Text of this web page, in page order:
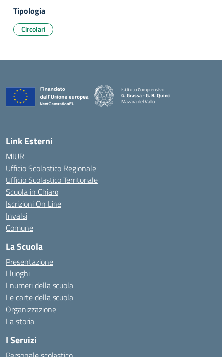
Tipologia
Circolari
Istituto Comprensivo
G. Grassa - G. B. Quinci
Mazara del Vallo
Link Esterni
MIUR
Ufficio Scolastico Regionale
Ufficio Scolastico Territoriale
Scuola in Chiaro
Iscrizioni On Line
Invalsi
Comune
La Scuola
Presentazione
I luoghi
I numeri della scuola
Le carte della scuola
Organizzazione
La storia
I Servizi